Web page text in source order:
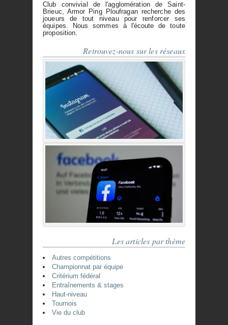
Club convivial de l'agglomération de Saint-
Brieuc, Armor Ping Ploufragan recherche des
joueurs de tout niveau pour renforcer ses
équipes. Nous sommes à l'écoute de toute
proposition.
Retrouvez-nous sur les réseaux
Les articles par thème
Autres compétitions
Championnat par équipe
Critérium fédéral
Entraînements & stages
Haut-niveau
Tournois
Vie du club